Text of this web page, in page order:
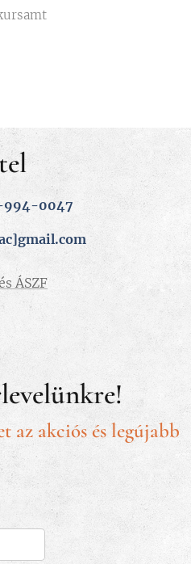
0047
ÁSZF
az akciós és legújabb